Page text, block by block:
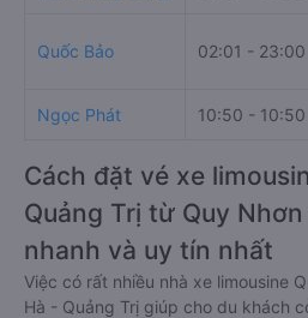
Quốc Bảo 02:01 - 23:00
Ngọc Phát 10:50 - 10:50
Cách đặt vé xe
Quảng Trị từ Quy
nhanh và uy tín nhất
Việc có rất nhiều nhà xe limousine
Hà - Quảng Trị giúp cho du khách